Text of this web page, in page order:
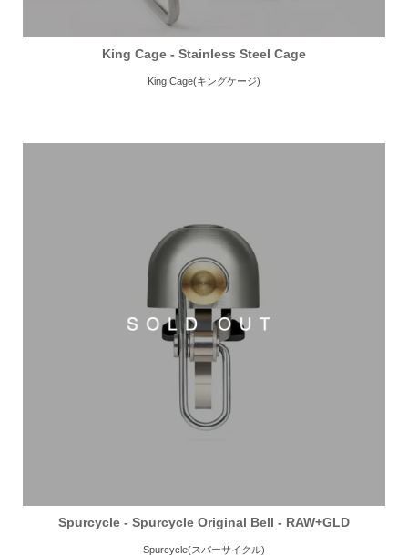
King Cage - Stainless Steel Cage
King Cage(キングケージ)
Spurcycle - Spurcycle Original Bell - RAW+GLD
Spurcycle(スパーサイクル)